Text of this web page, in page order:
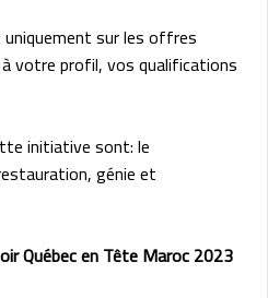
sur les offres
votre profil, vos qualifications
initiative sont: le
génie et
Québec en Tête Maroc 2023